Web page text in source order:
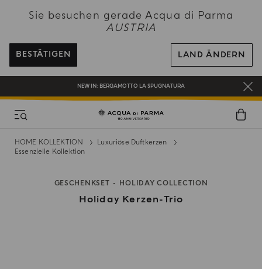
Sie besuchen gerade Acqua di Parma
AUSTRIA
BESTÄTIGEN LAND ÄNDERN
BEI ALLEN BESTELLUNGEN ÜBER 120€ ERHALTEN SIE EINE KOSTENLOSE
LIEFERUNG
REGISTRIEREN SIE SICH UND GENIESSEN SIE EINE WELT VOLLER VORTEILE
EIN GESCHENK FÜR SIE AUF ALLE BESTELLUNGEN ÜBER 180€
NEW IN: BERGAMOTTO LA SPUGNATURA
HOME KOLLEKTION
Luxuriöse Duftkerzen
Essenzielle Kollektion
GESCHENKSET HOLIDAY COLLECTION
Holiday Kerzen-Trio